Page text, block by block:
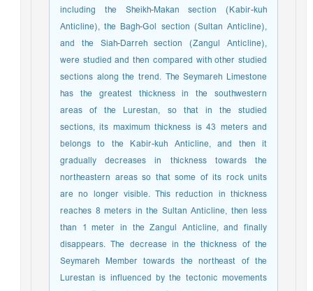
including the Sheikh-Makan section (Kabir-kuh
Anticline), the Bagh-Gol section (Sultan Anticline),
and the Siah-Darreh section (Zangul Anticline),
were studied and then compared with other studied
sections along the trend. The Seymareh Limestone
has the greatest thickness in the southwestern
areas of the Lurestan, so that in the studied
sections, its maximum thickness is 43 meters and
belongs to the Kabir-kuh Anticline, and then it
gradually decreases in thickness towards the
northeastern areas so that some of its rock units
are no longer visible. This reduction in thickness
reaches 8 meters in the Sultan Anticline, then less
than 1 meter in the Zangul Anticline, and finally
disappears. The decrease in the thickness of the
Seymareh Member towards the northeast of the
Lurestan is influenced by the tectonic movements